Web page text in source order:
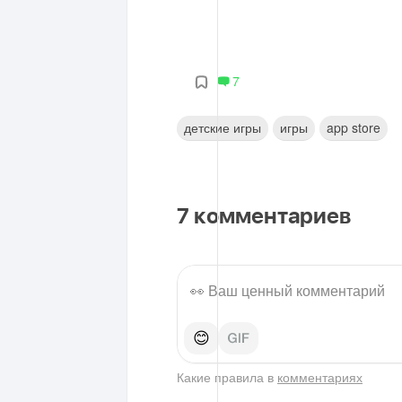
7
детские игры игры app store
7 комментариев
😊
Какие правила в комментариях